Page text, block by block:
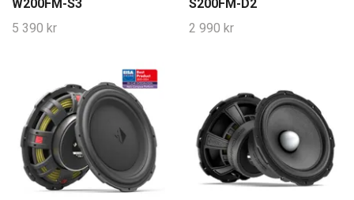
W200FM-S3
5 390 kr
S200FM-D2
2 990 kr